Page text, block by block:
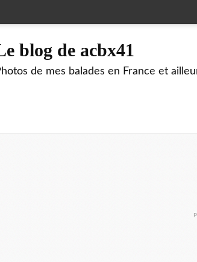
blog de acbx41
de mes balades en France et